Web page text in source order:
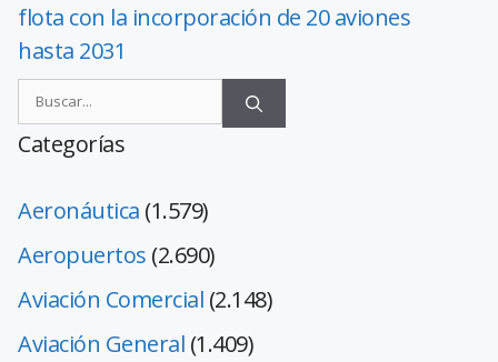
flota con la incorporación de 20 aviones
hasta 2031
Categorías
Aeronáutica (1.579)
Aeropuertos (2.690)
Aviación Comercial (2.148)
Aviación General (1.409)